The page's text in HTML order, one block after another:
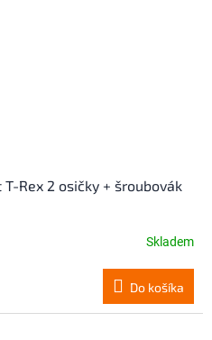
Rex 2 osičky + šroubovák
Skladem
Do košíka